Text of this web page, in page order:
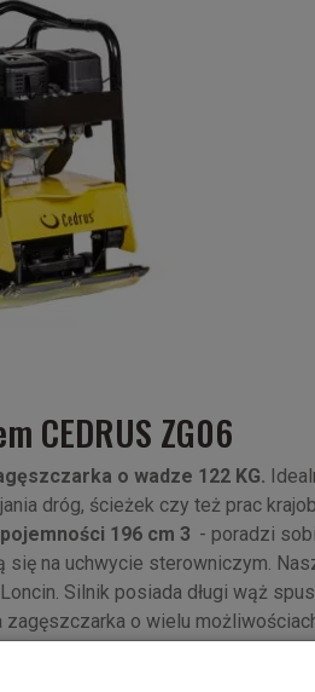
CEDRUS ZG06
o wadze 122 KG.
dróg, ścieżek czy też prac
pojemności 196 cm 3 - poradzi
na uchwycie sterowniczym.
Silnik posiada długi wąż
o wielu
Tył.